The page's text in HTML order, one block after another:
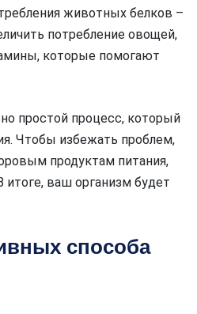
животных белков –
потребление овощей,
которые помогают
простой процесс, который
Чтобы избежать проблем,
продуктам питания,
ваш организм будет
способа